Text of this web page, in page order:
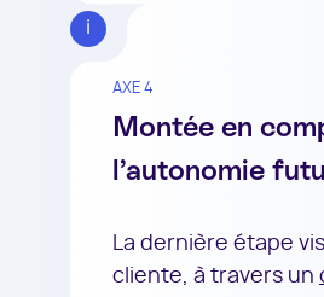
AXE 4
Montée en
l’autonomie
La dernière étape
cliente, à travers un